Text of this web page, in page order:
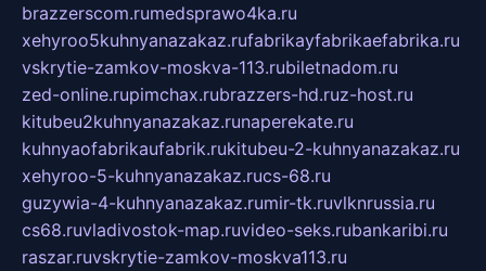
brazzerscom.rumedsprawo4ka.ru
xehyroo5kuhnyanazakaz.rufabrikayfabrikaefabrika.ru
vskrytie-zamkov-moskva-113.rubiletnadom.ru
zed-online.rupimchax.rubrazzers-hd.ruz-host.ru
kitubeu2kuhnyanazakaz.runaperekate.ru
kuhnyaofabrikaufabrik.rukitubeu-2-kuhnyanazakaz.ru
xehyroo-5-kuhnyanazakaz.rucs-68.ru
guzywia-4-kuhnyanazakaz.rumir-tk.ruvlknrussia.ru
cs68.ruvladivostok-map.ruvideo-seks.rubankaribi.ru
raszar.ruvskrytie-zamkov-moskva113.ru